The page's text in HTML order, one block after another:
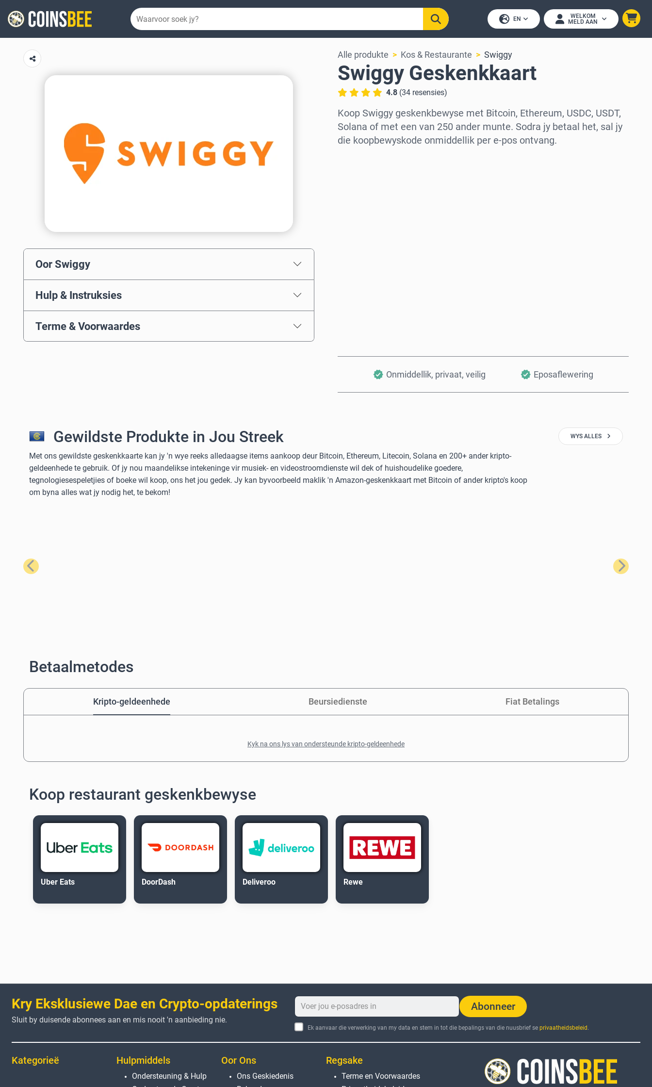
EN
WELKOM
MELD AAN
Oor Swiggy
Hulp & Instruksies
Terme & Voorwaardes
Alle produkte Kos & Restaurante Swiggy
Swiggy Geskenkkaart
4.8 (34 resensies)
Koop Swiggy geskenkbewyse met Bitcoin, Ethereum, USDC, USDT,
Solana of met een van 250 ander munte. Sodra jy betaal het, sal jy
die koopbewyskode onmiddellik per e-pos ontvang.
Onmiddellik, privaat, veilig Eposaflewering
Gewildste Produkte in Jou Streek
Met ons gewildste geskenkkaarte kan jy 'n wye reeks alledaagse items aankoop deur Bitcoin, Ethereum, Litecoin, Solana en 200+ ander kripto-
geldeenhede te gebruik. Of jy nou maandelikse intekeninge vir musiek- en videostroomdienste wil dek of huishoudelike goedere,
tegnologiesespeletjies of boeke wil koop, ons het jou gedek. Jy kan byvoorbeeld maklik 'n Amazon-geskenkkaart met Bitcoin of ander kripto's koop
om byna alles wat jy nodig het, te bekom!
WYS ALLES
Vorige Volgende
Betaalmetodes
Kripto-geldeenhede Beursiedienste Fiat Betalings
Kyk na ons lys van ondersteunde kripto-geldeenhede
Koop restaurant geskenkbewyse
Uber Eats DoorDash Deliveroo Rewe
Kry Eksklusiewe Dae en Crypto-opdaterings
Sluit by duisende abonnees aan en mis nooit 'n aanbieding nie.
Abonneer
Ek aanvaar die verwerking van my data en stem in tot die bepalings van die nuusbrief se privaatheidsbeleid .
Kategorieë Hulpmiddels
Ondersteuning & Hulp
Oor Ons
Ons Geskiedenis
Regsake
Terme en Voorwaardes